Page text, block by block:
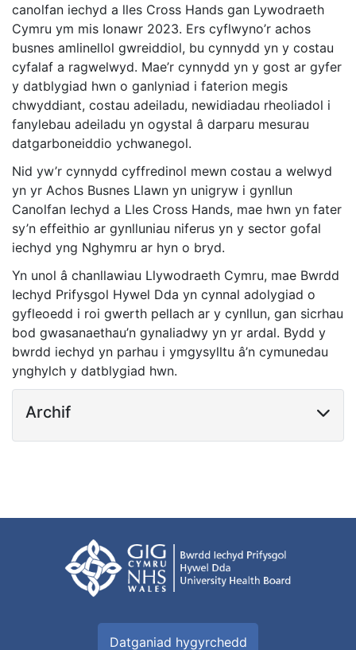
canolfan iechyd a lles Cross Hands gan Lywodraeth
Cymru ym mis Ionawr 2023. Ers cyflwyno’r achos
busnes amlinellol gwreiddiol, bu cynnydd yn y costau
cyfalaf a ragwelwyd. Mae’r cynnydd yn y gost ar gyfer
y datblygiad hwn o ganlyniad i faterion megis
chwyddiant, costau adeiladu, newidiadau rheoliadol i
fanylebau adeiladu yn ogystal â darparu mesurau
datgarboneiddio ychwanegol.
Nid yw’r cynnydd cyffredinol mewn costau a welwyd
yn yr Achos Busnes Llawn yn unigryw i gynllun
Canolfan Iechyd a Lles Cross Hands, mae hwn yn fater
sy’n effeithio ar gynlluniau niferus yn y sector gofal
iechyd yng Nghymru ar hyn o bryd.
Yn unol â chanllawiau Llywodraeth Cymru, mae Bwrdd
Iechyd Prifysgol Hywel Dda yn cynnal adolygiad o
gyfleoedd i roi gwerth pellach ar y cynllun, gan sicrhau
bod gwasanaethau’n gynaliadwy yn yr ardal. Bydd y
bwrdd iechyd yn parhau i ymgysylltu â’n cymunedau
ynghylch y datblygiad hwn.
Archif
Datganiad hygyrchedd